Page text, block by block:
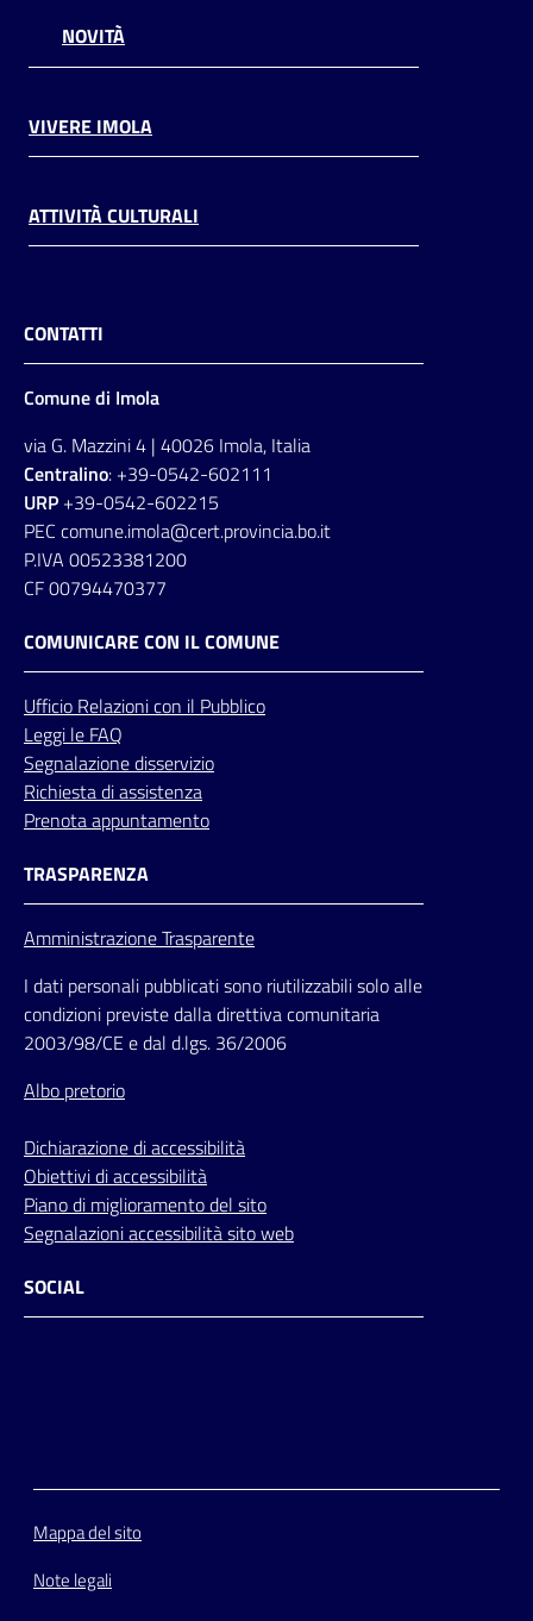
NOVITÀ
VIVERE IMOLA
ATTIVITÀ CULTURALI
CONTATTI
Comune di Imola
via G. Mazzini 4 | 40026 Imola, Italia
Centralino: +39-0542-602111
URP +39-0542-602215
PEC comune.imola@cert.provincia.bo.it
P.IVA 00523381200
CF 00794470377
COMUNICARE CON IL COMUNE
Ufficio Relazionicon il Pubblico
Leggi le FAQ
Segnalazione disservizio
Richiesta di assistenza
Prenota appuntamento
TRASPARENZA
Amministrazione Trasparente
I dati personali pubblicati sono riutilizzabili solo alle
condizioni previste dalla direttiva comunitaria
2003/98/CE e dal d.lgs. 36/2006
Albo pretorio
Dichiarazione di accessibilità
Obiettivi di accessibilità
Piano di miglioramento del sito
Segnalazioni accessibilità sito web
SOCIAL
Mappa del sito
Note legali